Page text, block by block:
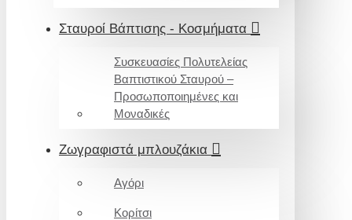
Σταυροί Βάπτισης - Κοσμήματα
Συσκευασίες Πολυτελείας
Βαπτιστικού Σταυρού –
Προσωποποιημένες και
Μοναδικές
Ζωγραφιστά μπλουζάκια
Αγόρι
Κορίτσι